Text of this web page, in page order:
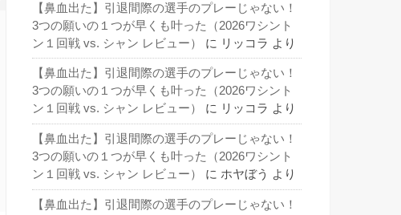
【鼻血出た】引退間際の選手のプレーじゃない！
3つの願いの１つが早くも叶った（2026ワシント
ン１回戦 vs. シャン レビュー）
に リッコラ より
【鼻血出た】引退間際の選手のプレーじゃない！
3つの願いの１つが早くも叶った（2026ワシント
ン１回戦 vs. シャン レビュー）
に リッコラ より
【鼻血出た】引退間際の選手のプレーじゃない！
3つの願いの１つが早くも叶った（2026ワシント
ン１回戦 vs. シャン レビュー）
に ホヤぼう より
【鼻血出た】引退間際の選手のプレーじゃない！